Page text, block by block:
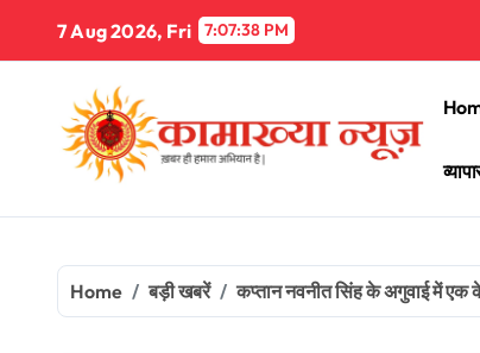
content
7 Aug 2026, Fri 7:07:39 PM
Home बड़ी खबरें कप्तान नवनीत सिंह के अगुवाई में एक के